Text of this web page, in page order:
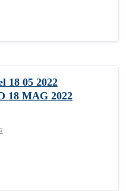
18 05 2022
18 MAG 2022